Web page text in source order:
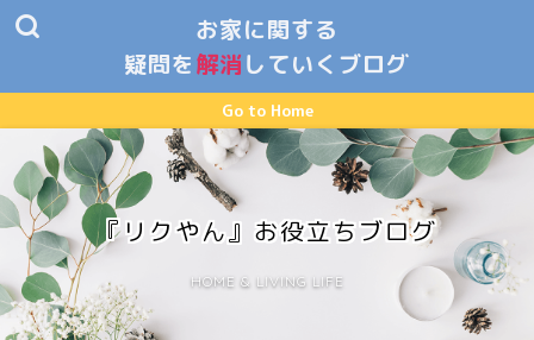
お家に関する
疑問を 解消 していくブログ
Go to Home
『リクやん』お役立ちブログ
HOME & LIVING LIFE